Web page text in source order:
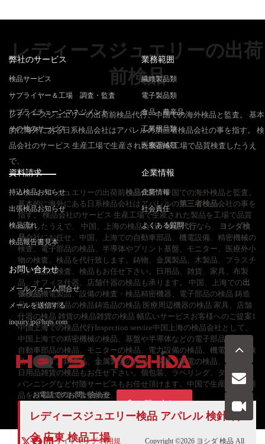
レディースジュエリーの出荷
前検品
レディースジュエリーの出荷前検品代行、中国での海外検品と監査。 基本
的に海外にある日系検品会社はアパレルの第三者検品会社の事を指す。 検
品会社のサービス 生産工場で生産された製品を工場で品質検査したうえ
で、
レディースジュエリーの出荷前検品代行、中国での海外検品と監査。
基本的に海外にある日系検品会社はアパレルの第三者検品会社の事を
指す。 検品会社のサービス 生産工場で生産された製品を工場で品質
検査したうえで、 中国、上海の検品会社、検品代行なら、
ヨシダ検
品会社にお任せ。中国、上海での自動車部品、機電設備、精密機械の
検査、電子部品の検品、半導体やプリント基盤、モニター、医療外小
物の検査、検品を代行致します。鋳物、金属製品、木製品、プラスチ
ック製品の検査、検品もお任せ下さい。日用品、雑貨、家具、布製
品、オフィス什器、店舗什器の検品も承ります。 中国、上海での出
張検品機電製品、設備の検査・検品精密機器、電子部品の検品 鋳造
品、自動車部品の検品鋳造品の検品 医療周辺機器の検品 家具、店舗
什器の検品 雑貨の検品雑貨の検品 幅広いサービスお客様へのご提案1
中国上海での検品代行Inspection service中国上海の検品会社として、
中国上海での精密機械の検品、基盤や半導体などの電子部品の検品、
自動車部品の検品、モニターの検品、電力設備の検品、機電製品の検
品をします。鋳造品、金属製品の検品、家具・家電の検品、布製品、
日用品雑貨の検品もお任せ下さい。個包装、ラベリング、タグ付け、
バンニングなど付随サービスもお任せ頂けます。中国で生産された商
品を日本の基準で全数検査。
レディースジュエリー検品 アパレル 検針 料
金 広東 検品工場
弊社のサービス
検品サービス
サプライヤー＆工場 調査・監査
サプライチェーンマネジメント
その他のサービス
業務範囲
繊維製品類
電子製品類
食品・農産品
工業用品類
医療器械類
資料請求
持込検品お知らせ
出張検品お知らせ
検品流れ
検品報告書見本
企業情報
企業情報
社会責任
よくある質問
お問い合わせ
メールフォーム問合せ
メールを送信する
inquiry.jp@hqts.com
お電話でのお問い合わせ
お問い合わせ
サイトマップ 利用規 Copyright ©2026 ヨシダ 検品 All